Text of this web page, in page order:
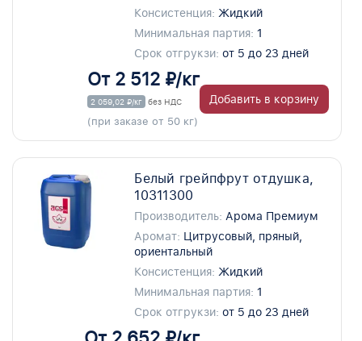
Консистенция: Жидкий
Минимальная партия: 1
Срок отгрукзи: от 5 до 23 дней
От 2 512 ₽/кг
2 059,02 ₽/кг без НДС
(при заказе от 50 кг)
Добавить в корзину
Белый грейпфрут отдушка,
10311300
Производитель: Арома Премиум
Аромат: Цитрусовый, пряный,
ориентальный
Консистенция: Жидкий
Минимальная партия: 1
Срок отгрукзи: от 5 до 23 дней